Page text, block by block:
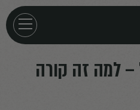
הבית
למה זה קורה